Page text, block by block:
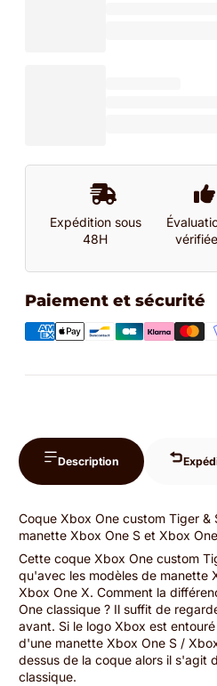
Expédition sous
48H
Paiement et sécurité
Description
Coque Xbox One custom Tiger
manette Xbox One S et Xbox
Cette coque Xbox One custom
qu'avec les modèles de manette
Xbox One X. Comment la
One classique ? Il suffit de
avant. Si le logo Xbox est
d'une manette Xbox One S /
dessus de la coque alors il s'agit
classique.